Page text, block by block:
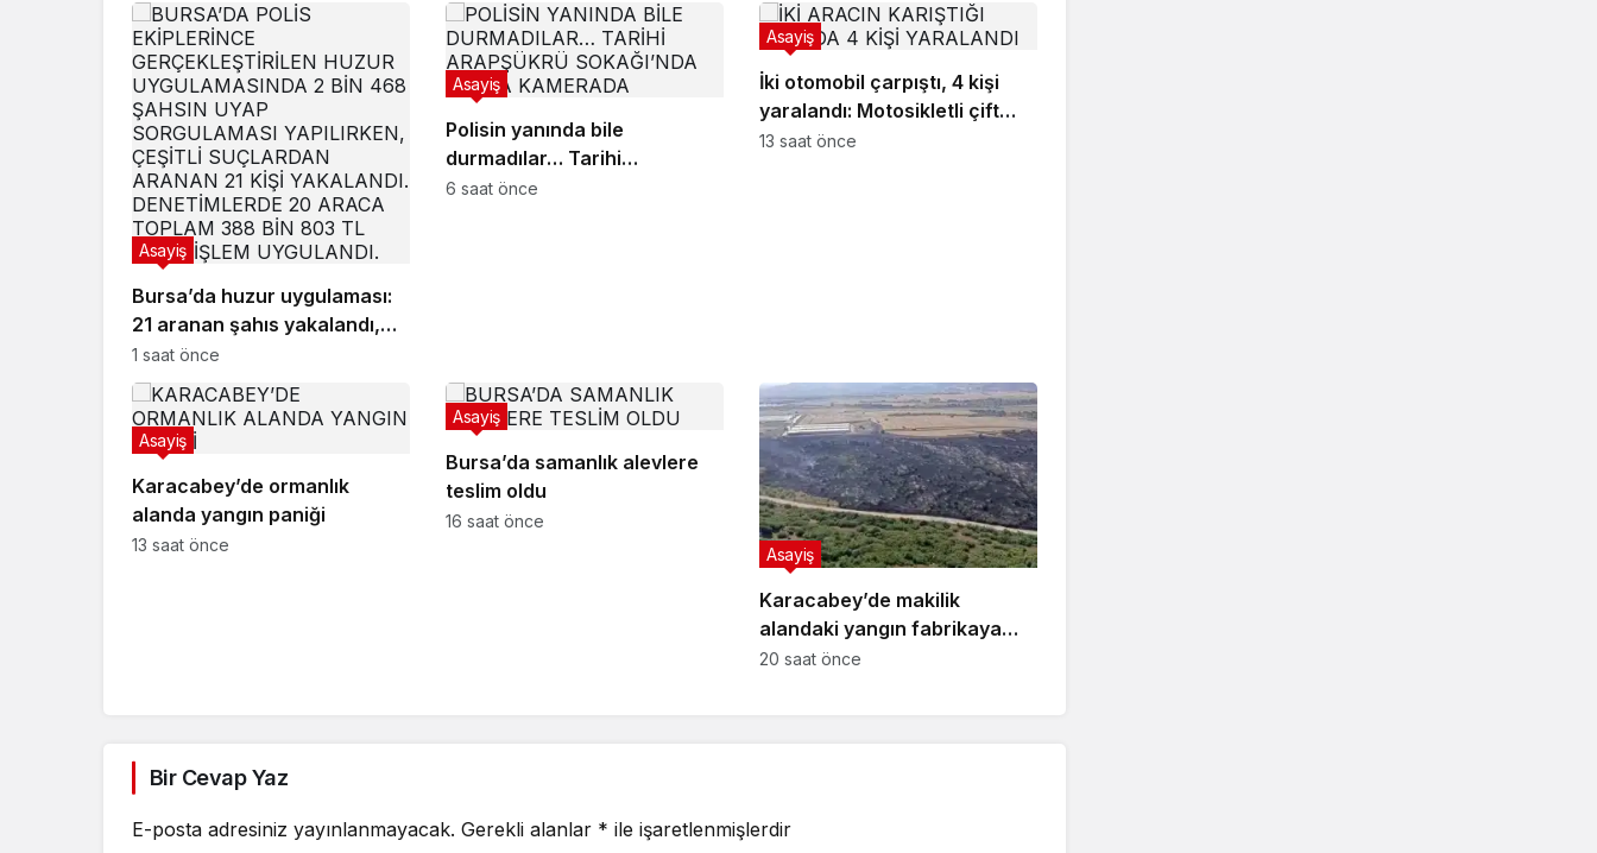
Bursa’da huzur uygulaması:
21 aranan şahıs yakalandı,
388 bin TL ceza kesildi
Asayiş
1 saat önce
Polisin yanında bile
durmadılar… Tarihi
Arapşükrü Sokağı’nda kavga
Asayiş
6 saat önce
İki otomobil çarpıştı, 4 kişi
yaralandı: Motosikletli çift
kazadan kıl payı kurtuldu
Asayiş
13 saat önce
Karacabey’de ormanlık
alanda yangın paniği
Asayiş
13 saat önce
Bursa’da samanlık alevlere
teslim oldu
Asayiş
16 saat önce
Karacabey’de makilik
alandaki yangın fabrikaya
ulaşmadan söndürüldü
Asayiş
20 saat önce
Bir Cevap Yaz
E-posta adresiniz yayınlanmayacak. Gerekli alanlar * ile işaretlenmişlerdir